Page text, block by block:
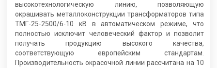
высокотехнологическую линию, позволяющую
окрашивать металлоконструкции трансформаторов типа
ТМГ-25-2500/6-10 кВ в автоматическом режиме, что
полностью исключит человеческий фактор и позволит
получать продукцию высокого качества,
соответствующую европейским стандартам.
Производительность окрасочной линии рассчитана на 10